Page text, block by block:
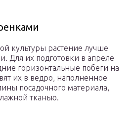
культуры растение лучше
Для их подготовки в апреле
горизонтальные побеги на
их в ведро, наполненное
посадочного материала,
тканью.